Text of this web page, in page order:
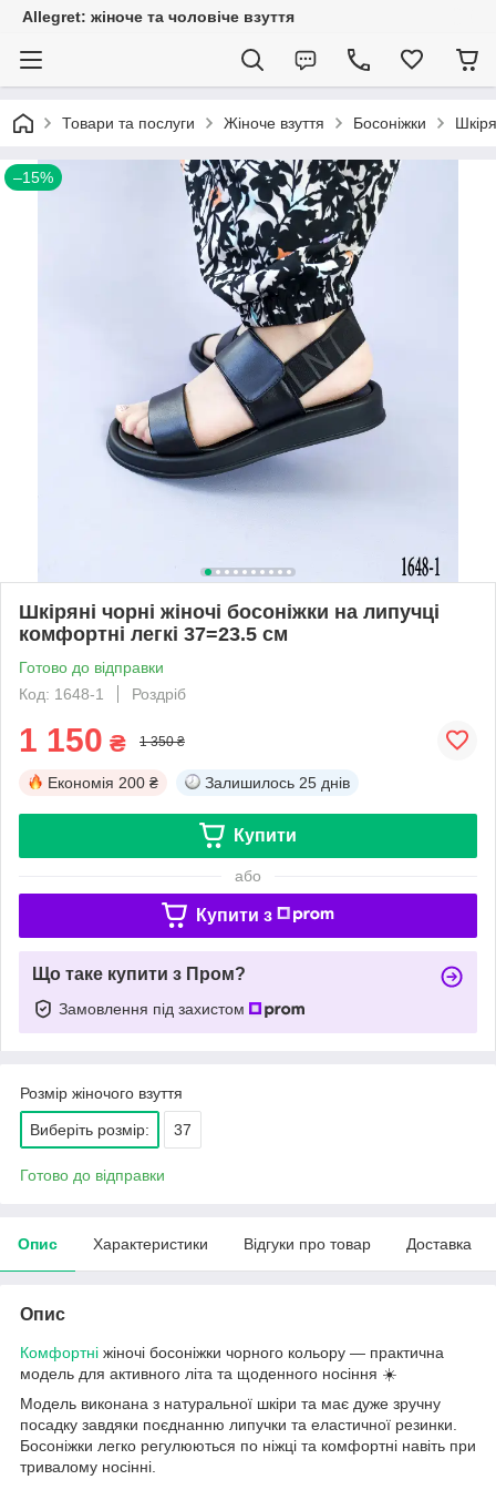
Allegret: жіноче та чоловіче взуття
Товари та послуги Жіноче взуття Босоніжки
–15%
Шкіряні чорні жіночі босоніжки на липучці
комфортні легкі 37=23.5 см
Готово до відправки
Код: 1648-1
Роздріб
1 150 ₴ 1 350 ₴
Економія 200 ₴ Залишилось 25 днів
Купити
або
Купити з
Що таке купити з Пром?
Замовлення під захистом
Розмір жіночого взуття
Виберіть розмір: 37
Готово до відправки
Опис Характеристики Відгуки про товар Доставка
Опис
Комфортні жіночі босоніжки чорного кольору — практична
модель для активного літа та щоденного носіння ☀️
Модель виконана з натуральної шкіри та має дуже зручну
посадку завдяки поєднанню липучки та еластичної резинки.
Босоніжки легко регулюються по ніжці та комфортні навіть при
тривалому носінні.